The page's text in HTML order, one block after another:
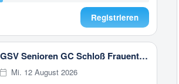
Registrieren
GSV Senioren GC Schloß Frauenthal
Mi. 12 August 2026